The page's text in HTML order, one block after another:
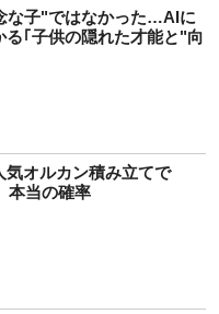
な子"ではなかった…AIに
る｢子供の隠れた才能と"向
オルカン積み立てで
本当の確率